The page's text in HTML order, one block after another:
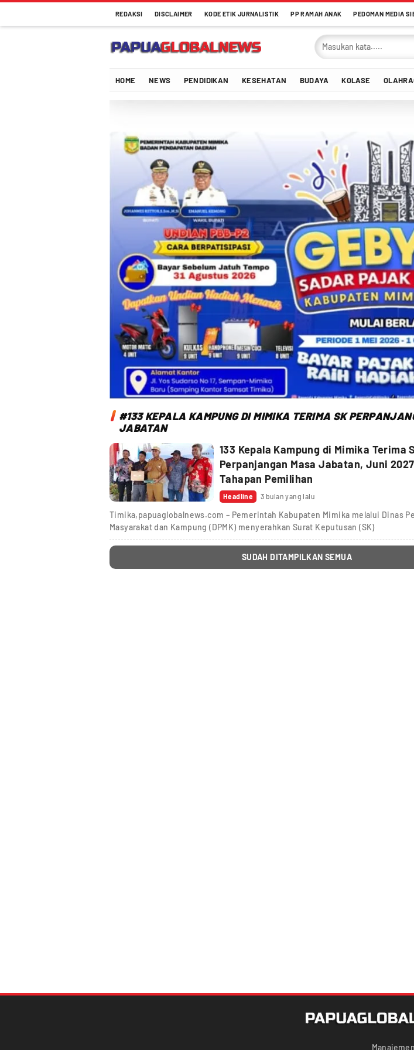
REDAKSI DISCLAIMER KODE ETIK JURNALISTIK PP RAMAH ANAK PEDOMAN MEDIA
Papuaglobalnews.com
Menulis Fakta dengan Hati Bening
HOME NEWS PENDIDIKAN KESEHATAN BUDAYA KOLASE
#133 KEPALA KAMPUNG DI MIMIKA TERIMA SK
JABATAN
133 Kepala Kampung di Mimika Terima
Perpanjangan Masa Jabatan, Juni
Tahapan Pemilihan
Headline 3 bulan yang lalu
Timika,papuaglobalnews.com – Pemerintah Kabupaten Mimika melalui Dinas
Masyarakat dan Kampung (DPMK) menyerahkan Surat Keputusan (SK)
SUDAH DITAMPILKAN SEMUA
Manajemen